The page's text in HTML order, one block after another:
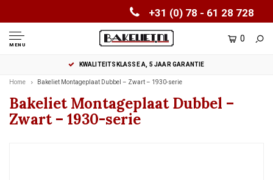
+31 (0) 78 - 61 28 728
MENU
0
KWALITEITSKLASSE A, 5 JAAR GARANTIE
Home Bakeliet Montageplaat Dubbel – Zwart – 1930-serie
Bakeliet Montageplaat Dubbel –
Zwart – 1930-serie